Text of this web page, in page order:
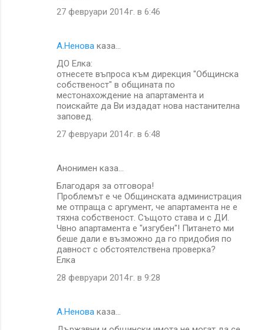
27 февруари 2014 г. в 6:46
A.Ненова каза…
ДО Елка:
отнесете въпроса към дирекция "Общинска
собственост" в общината по
местонахождение на апартамента и
поискайте да Ви издадат нова настанителна
заповед.
27 февруари 2014 г. в 6:48
Анонимен каза…
Благодаря за отговора!
Проблемът е че Общинската администрация
ме отпраща с аргумент, че апартамента не е
тяхна собственост. Същото става и с ДИ.
Чвно апартамента е "изгубен"! Питането ми
беше дали е възможно да го придобия по
давност с обстоятелствена проверка?
Елка
28 февруари 2014 г. в 9:28
A.Ненова каза…